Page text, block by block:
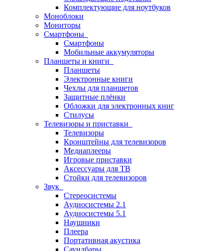
Комплектующие для ноутбуков
Моноблоки
Мониторы
Смартфоны
Смартфоны
Мобильные аккумуляторы
Планшеты и книги
Планшеты
Электронные книги
Чехлы для планшетов
Защитные плёнки
Обложки для электронных книг
Стилусы
Телевизоры и приставки
Телевизоры
Кронштейны для телевизоров
Медиаплееры
Игровые приставки
Аксессуары для ТВ
Стойки для телевизоров
Звук
Стереосистемы
Аудиосистемы 2.1
Аудиосистемы 5.1
Наушники
Плеера
Портативная акустика
Саундбары